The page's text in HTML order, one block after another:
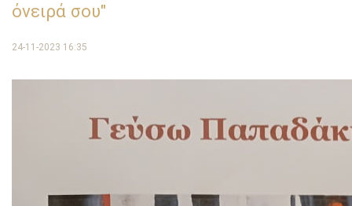
όνειρά σου"
24-11-2023 16:35